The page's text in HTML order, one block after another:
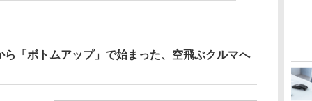
「ボトムアップ」で始まった、空飛ぶクルマへ